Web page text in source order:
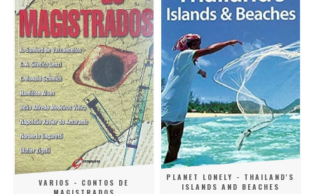
VARIOS - CONTOS DE
PLANET LONELY - THAILAND'S
ISLANDS AND BEACHES